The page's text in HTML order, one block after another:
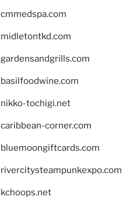
cmmedspa.com
midletontkd.com
gardensandgrills.com
basilfoodwine.com
nikko-tochigi.net
caribbean-corner.com
bluemoongiftcards.com
rivercitysteampunkexpo.com
kchoops.net